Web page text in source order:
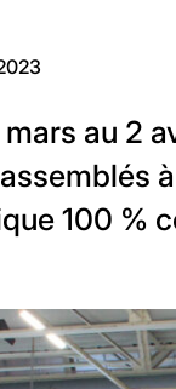
mars au 2
100 %